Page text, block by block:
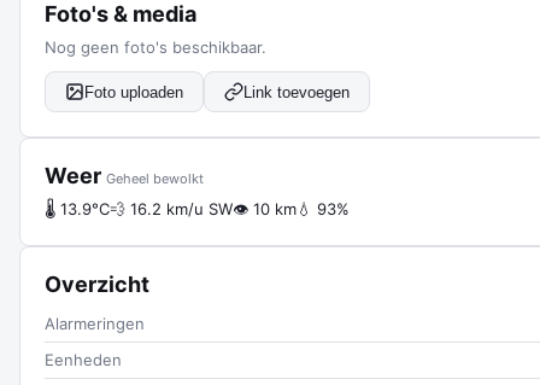
Foto's & media
Nog geen foto's beschikbaar.
Foto uploaden Link toevoegen
Weer Geheel bewolkt
🌡 13.9°C💨 16.2 km/u SW👁 10 km💧 93%
Overzicht
Alarmeringen
Eenheden